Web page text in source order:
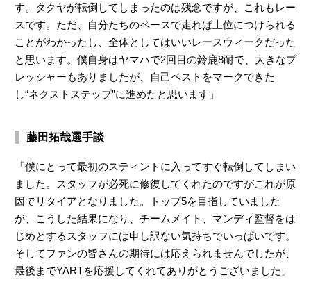
す。タクヤが転倒してしまったのは残念ですが、これもレー
スです。ただ、自分たちのペースで走れば上位につけられる
ことがわかったし、全体としてはいいレースウィークだった
と思います。僕自身はヤマハで2回目の鈴鹿8耐で、大きなプ
レッシャーもありましたが、自己ベストをマークできた
し“ネクストステップ”に進めたと思います」
藤田拓哉選手談
「僕にとって最初のスティントに入ってすぐ転倒してしまい
ました。スタッフが必死に修復してくれたのですがこれが原
因でリタイアとなりました。トップ5を目指していました
が、こうした結果になり、チームメイト、マンディ監督をは
じめとするスタッフには申し訳ない気持ちでいっぱいです。
そしてファンの皆さんの期待には応えられませんでしたが、
最後までYARTを応援してくれてありがとうございました」